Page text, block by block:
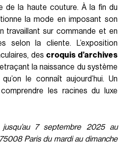
de la haute couture. À la fin du
la mode en imposant son
travaillant sur commande et en
selon la cliente. L’exposition
des croquis d’archives
la naissance du système
le connaît aujourd’hui. Un
les racines du luxe
jusqu’au 7 septembre 2025 au
Paris du mardi au dimanche